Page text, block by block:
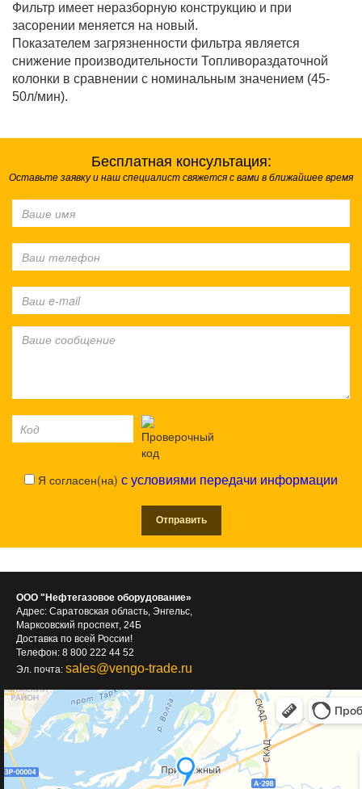
Фильтр имеет неразборную конструкцию и при
засорении меняется на новый.
Показателем загрязненности фильтра является
снижение производительности Топливораздаточной
колонки в сравнении с номинальным значением (45-
50л/мин).
Бесплатная консультация:
Оставьте заявку и наш специалист свяжется с вами в ближайшее время
Я согласен(на) с условиями передачи информации
ООО "Нефтегазовое оборудование»
Адрес: Саратовская область, Энгельс,
Марксовский проспект, 24Б
Доставка по всей России!
Телефон: 8 800 222 44 52
Эл. почта: sales@vengo-trade.ru